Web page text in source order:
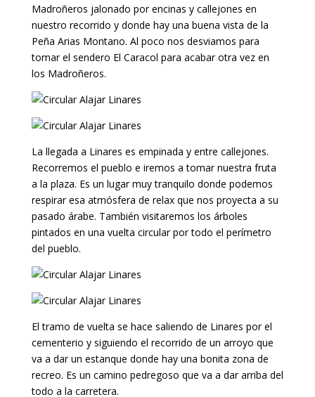
Madroñeros jalonado por encinas y callejones en
nuestro recorrido y donde hay una buena vista de la
Peña Arias Montano. Al poco nos desviamos para
tomar el sendero El Caracol para acabar otra vez en
los Madroñeros.
La llegada a Linares es empinada y entre callejones.
Recorremos el pueblo e iremos a tomar nuestra fruta
a la plaza. Es un lugar muy tranquilo donde podemos
respirar esa atmósfera de relax que nos proyecta a su
pasado árabe. También visitaremos los árboles
pintados en una vuelta circular por todo el perímetro
del pueblo.
El tramo de vuelta se hace saliendo de Linares por el
cementerio y siguiendo el recorrido de un arroyo que
va a dar un estanque donde hay una bonita zona de
recreo. Es un camino pedregoso que va a dar arriba del
todo a la carretera.